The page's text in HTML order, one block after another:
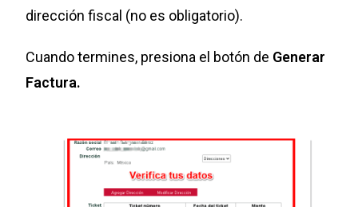
dirección fiscal (no es obligatorio).
Cuando termines, presiona el botón de Generar
Factura.